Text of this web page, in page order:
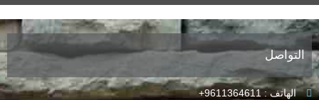
التواصل
الهاتف : 9611364611+